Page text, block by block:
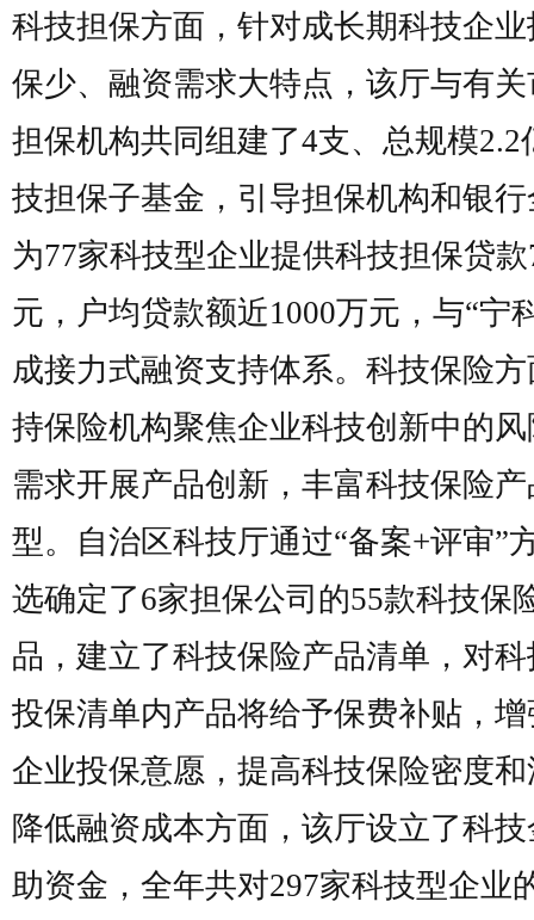
科技担保方面，针对成长期科技企
保少、融资需求大特点，该厅与有
担保机构共同组建了4支、总规模2.2
技担保子基金，引导担保机构和银
为77家科技型企业提供科技担保贷款
元，户均贷款额近1000万元，与“宁
成接力式融资支持体系。科技保险
持保险机构聚焦企业科技创新中的
需求开展产品创新，丰富科技保险
型。自治区科技厅通过“备案+评审”
选确定了6家担保公司的55款科技保
品，建立了科技保险产品清单，对
投保清单内产品将给予保费补贴，
企业投保意愿，提高科技保险密度
降低融资成本方面，该厅设立了科
助资金，全年共对297家科技型企业